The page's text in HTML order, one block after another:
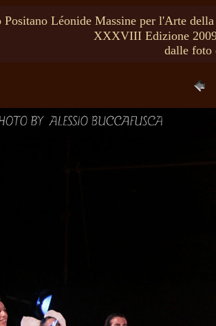
Positano Léonide Massine per l'Arte
XXXVIII Edizione
dalle foto